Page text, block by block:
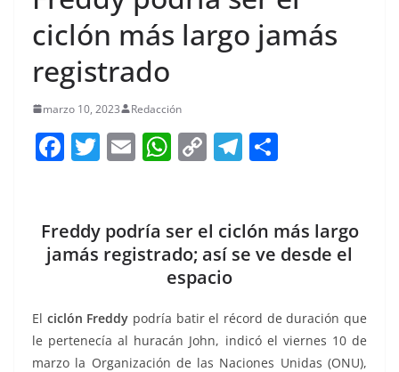
ciclón más largo jamás
registrado
marzo 10, 2023 Redacción
F
e
b
o
k
T
er
E
l
W
s
A
p
p
C
y
Li
n
k
T
gr
a
e
Freddy podría ser el ciclón más largo
jamás registrado; así se ve desde el
espacio
El ciclón Freddy podría batir el récord de duración que
le pertenecía al huracán John, indicó el viernes 10 de
marzo la Organización de las Naciones Unidas (ONU),